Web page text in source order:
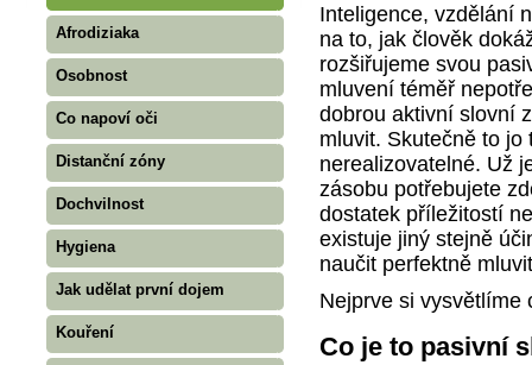
Afrodiziaka
Osobnost
Co napoví oči
Distanční zóny
Dochvilnost
Hygiena
Jak udělat první dojem
Kouření
Inteligence, vzdělání
na to, jak člověk
rozšiřujeme svou
mluvení téměř
dobrou aktivní slovní
mluvit. Skutečně to jo
nerealizovatelné. Už
zásobu potřebujete
dostatek příležitostí
existuje jiný stejně
naučit perfektně
Nejprve si vysvětlíme
Co je to pasivní